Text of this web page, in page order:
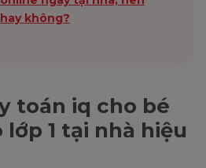
hay không?
toán iq cho bé
1 tại nhà hiệu